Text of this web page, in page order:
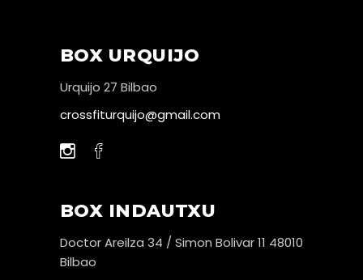
BOX URQUIJO
Urquijo 27 Bilbao
crossfiturquijo@gmail.com
BOX INDAUTXU
Doctor Areilza 34 / Simon Bolivar 11 48010
Bilbao